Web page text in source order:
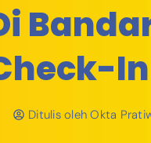
Ditulis oleh Okta